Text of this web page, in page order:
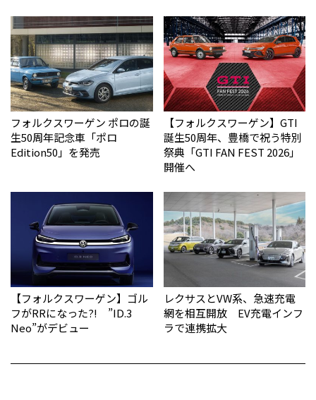
フォルクスワーゲン ポロの誕
生50周年記念車「ポロ
Edition50」を発売
【フォルクスワーゲン】GTI
誕生50周年、豊橋で祝う特別
祭典「GTI FAN FEST 2026」
開催へ
【フォルクスワーゲン】ゴル
フがRRになった?! ”ID.3
Neo”がデビュー
レクサスとVW系、急速充電
網を相互開放 EV充電インフ
ラで連携拡大